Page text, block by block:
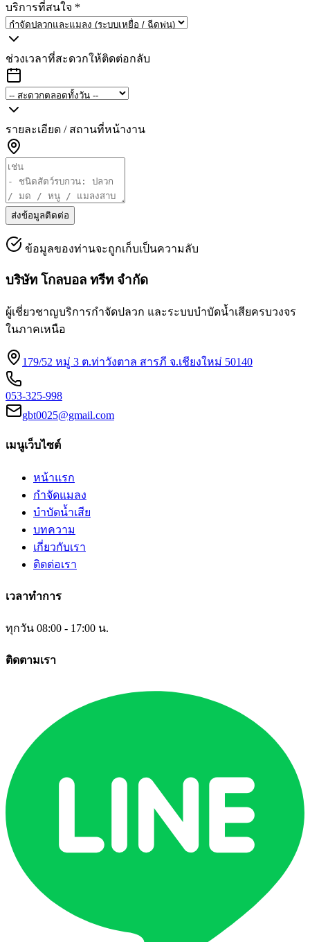
บริการที่สนใจ *
ช่วงเวลาที่สะดวกให้ติดต่อกลับ
รายละเอียด / สถานที่หน้างาน
ส่งข้อมูลติดต่อ
ข้อมูลของท่านจะถูกเก็บเป็นความลับ
บริษัท โกลบอล ทรีท จำกัด
ผู้เชี่ยวชาญบริการกำจัดปลวก และระบบบำบัดน้ำเสียครบวงจร
ในภาคเหนือ
179/52 หมู่ 3 ต.ท่าวังตาล สารภี จ.เชียงใหม่ 50140
053-325-998
gbt0025@gmail.com
เมนูเว็บไซต์
หน้าแรก
กำจัดแมลง
บำบัดน้ำเสีย
บทความ
เกี่ยวกับเรา
ติดต่อเรา
เวลาทำการ
ทุกวัน 08:00 - 17:00 น.
ติดตามเรา